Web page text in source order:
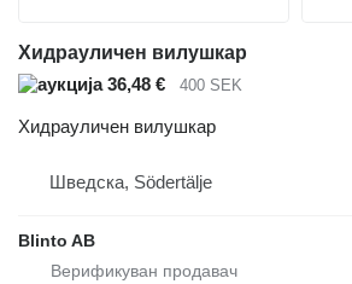
Хидрауличен вилушкар
36,48 €
400 SEK
Хидрауличен вилушкар
Шведска, Södertälje
Blinto AB